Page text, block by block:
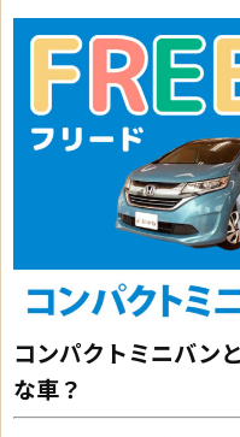
コンパクトミニバン
な車？